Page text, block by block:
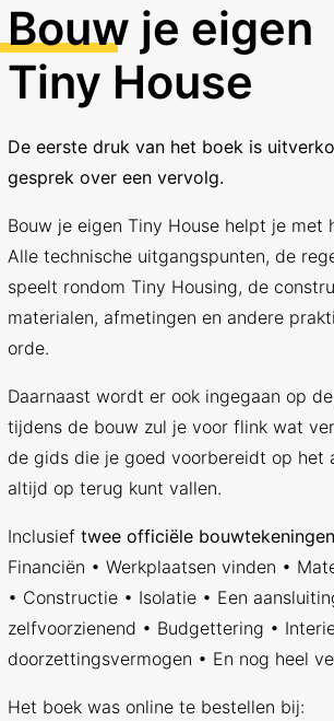
Bouw je eigen
Tiny House
De eerste druk van het boek is
gesprek over een vervolg.
Bouw je eigen Tiny House helpt je met
Alle technische uitgangspunten, de
speelt rondom Tiny Housing, de
materialen, afmetingen en andere
orde.
Daarnaast wordt er ook ingegaan op
tijdens de bouw zul je voor flink wat
de gids die je goed voorbereidt op het
altijd op terug kunt vallen.
Inclusief twee officiële bouwtekeningen
Financiën • Werkplaatsen vinden •
• Constructie • Isolatie • Een
zelfvoorzienend • Budgettering •
doorzettingsvermogen • En nog heel
Het boek was online te bestellen bij: